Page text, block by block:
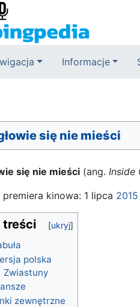
Informacje
się nie mieści
się nie mieści (ang. Inside
premiera kinowa: 1 lipca 2015
treści
polska
Zwiastuny
zewnętrzne